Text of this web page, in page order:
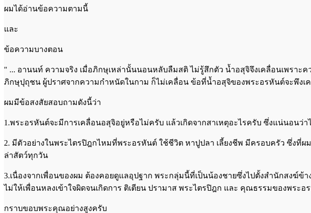
ผมได้อ่านข้อความตามนี้
และ
ข้อความบางตอน
" ... อานนท์ ความจริง เมื่อภิกษุเหล่านั้นนอนหลับลืมสติ ไม่รู้สึกตัว น้ำอสุจิจึงเคลื่อนเพรา
ภิกษุปุถุชน ผู้ปราศจากความกำหนัดในกาม ก็ไม่เคลื่อน ข้อที่น้ำอสุจิของพระอรหันต์จะพึงเ
ผมมีข้อสงสัยสอบถามดังนี้ว่า
1.พระอรหันต์จะมีการเคลื่อนอสุจิอยู่หรือไม่ครับ แล้วเกิดจากสาเหตุอะไรครับ ซึ่งแน่นอน
2. มีตัวอย่างในพระไตรปิฎกไหมที่พระอรหันต์ ใช้ชีวิต หาปูปลา เลี้ยงชีพ มีครอบครัว ซึ่ง
ล่าสัตว์ทุกวัน
3.เนื่องจากเพื่อนของผม ต้องคอยดูแลอุปฐาก พระกลุ่มนี้ที่เป็นน้องชายซึ่งไปตั้งสำนักสงฆ์ข้
ไม่ให้เพื่อนหลงเข้าใจผิดจนเกิดการ ติเตียน ปรามาส พระไตรปิฎก และ คุณธรรมของพระ
กราบขอบพระคุณอย่างสูงครับ